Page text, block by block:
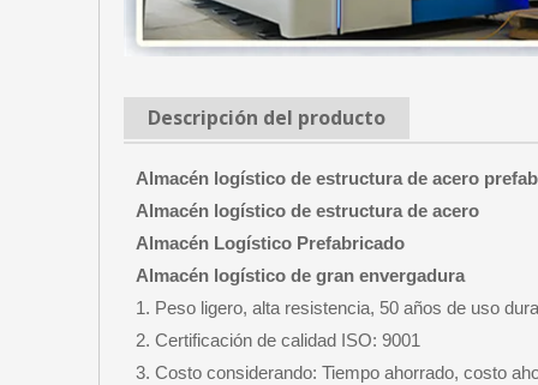
Descripción del producto
Almacén logístico de estructura de acero
Almacén logístico de estructura de acero
Almacén Logístico Prefabricado
Almacén logístico de gran envergadura
1. Peso ligero, alta resistencia, 50 años de uso
2. Certificación de calidad ISO: 9001
3. Costo considerando: Tiempo ahorrado, costo